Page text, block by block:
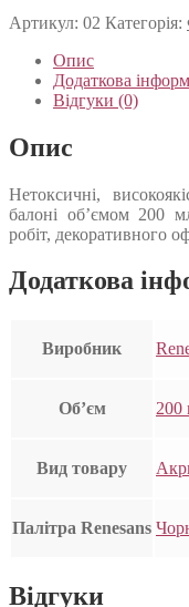
Артикул: 02 Категорія:
Опис
Додаткова
Відгуки (0)
Опис
Нетоксичні,
балоні об’ємом 200
робіт, декоративного
Додаткова
Виробник
Об’єм 200
Вид товару
Палітра Renesans
Відгуки